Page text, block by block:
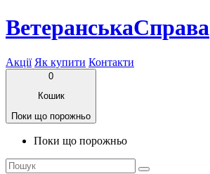
ВетеранськаСправа
Акції Як купити Контакти
0
Кошик
Поки що порожньо
Поки що порожньо